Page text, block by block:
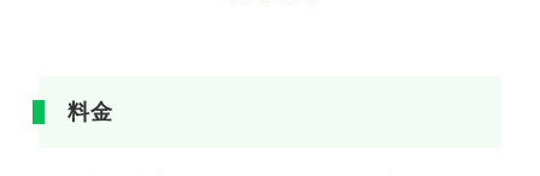
料金